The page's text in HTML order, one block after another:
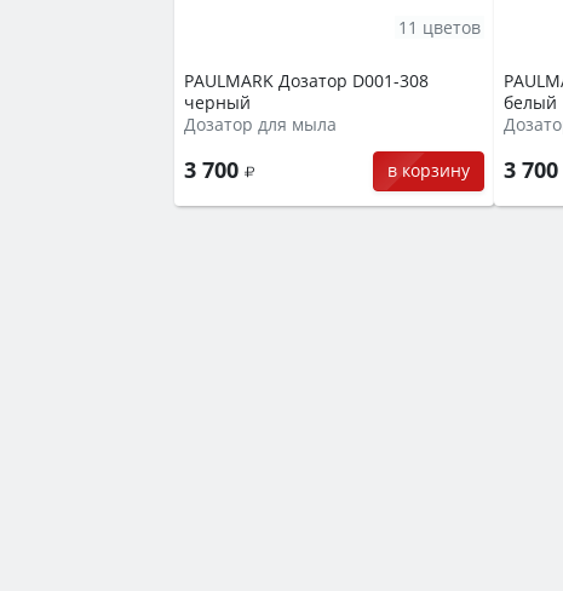
PAULMARK Дозатор D001-308
черный
Дозатор для мыла
3 700 в корзину
11 цветов
белый
3 700